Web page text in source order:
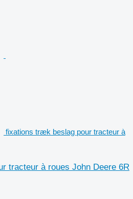
fixations træk beslag pour tracteur à
tracteur à roues John Deere 6R